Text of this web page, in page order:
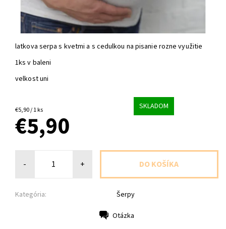
latkova serpa s kvetmi a s cedulkou na pisanie rozne využitie
1ks v baleni
velkost uni
€5,90 / 1 ks SKLADOM
€5,90
- +
Kategória: Šerpy
Otázka